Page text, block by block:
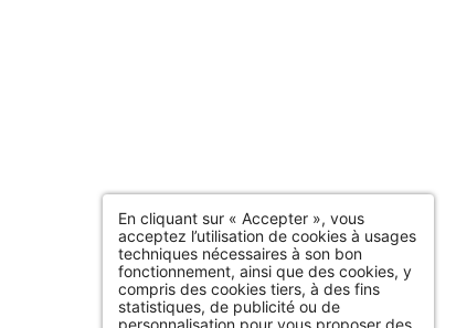
En cliquant sur « Accepter », vous
acceptez l’utilisation de cookies à usages
techniques nécessaires à son bon
fonctionnement, ainsi que des cookies, y
compris des cookies tiers, à des fins
statistiques, de publicité ou de
personnalisation pour vous proposer des